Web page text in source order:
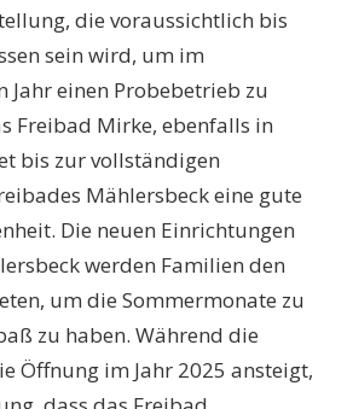
die voraussichtlich bis
sein wird, um im
einen Probebetrieb zu
Freibad Mirke, ebenfalls in
bis zur vollständigen
Mählersbeck eine gute
Die neuen Einrichtungen
werden Familien den
um die Sommermonate zu
zu haben. Während die
Öffnung im Jahr 2025 ansteigt,